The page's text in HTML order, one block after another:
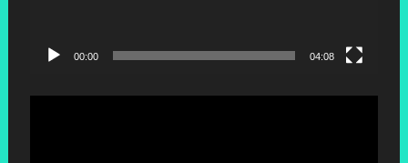
00:00 04:08